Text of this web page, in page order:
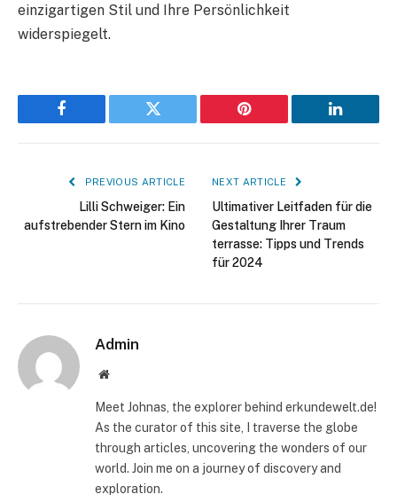
einzigartigen Stil und Ihre Persönlichkeit
widerspiegelt.
Facebook Twitter Pinterest LinkedIn
PREVIOUS ARTICLE
Lilli Schweiger: Ein
aufstrebender Stern im Kino
NEXT ARTICLE
Ultimativer Leitfaden für die
Gestaltung Ihrer Traum
terrasse: Tipps und Trends
für 2024
Admin
Website
Meet Johnas, the explorer behind erkundewelt.de!
As the curator of this site, I traverse the globe
through articles, uncovering the wonders of our
world. Join me on a journey of discovery and
exploration.